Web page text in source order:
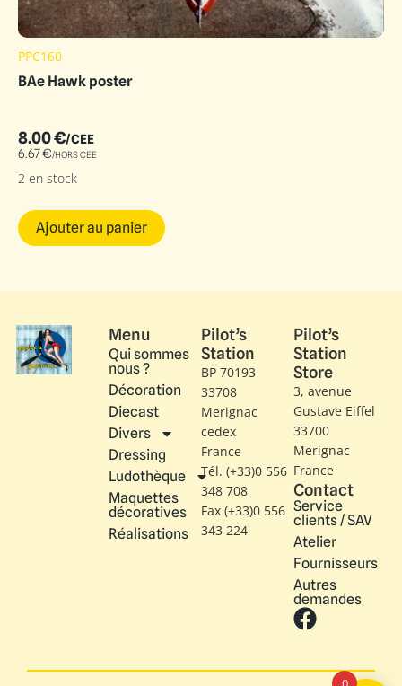
PPC160
BAe Hawk poster
8.00€/CEE
6.67€/HORS CEE
2 en stock
Ajouter au panier
Menu
Qui sommes
nous ?
Décoration
Diecast
Divers
Dressing
Ludothèque
Maquettes
décoratives
Réalisations
Pilot’s
Station
BP 70193
33708
Merignac
cedex
France
Tél. (+33)0 556
348 708
Fax (+33)0 556
343 224
Pilot’s
Station
Store
3, avenue
Gustave Eiffel​
33700
Merignac
France
Contact
Service
clients / SAV
Atelier
Fournisseurs
Autres
demandes